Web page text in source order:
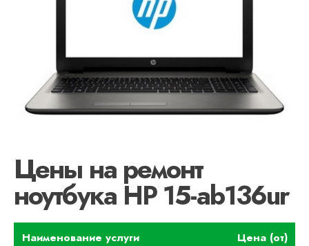
Цены на ремонт
ноутбука HP 15-ab136ur
Наименование услуги
Цена (от)